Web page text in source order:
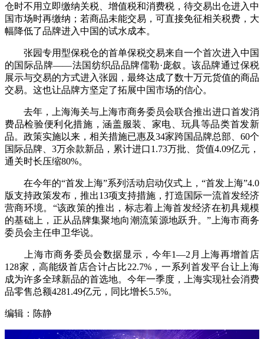
仓时不用立即缴纳关税、增值税和消费税，待交易出仓进入中
国市场时再缴纳；若商品未能交易，可直接免征相关税费，大
幅降低了品牌进入中国的试水成本。
张园专用型保税仓的首单保税交易来自一个首次进入中国
的国际品牌——法国纺织品品牌儒勒·庞叙。该品牌通过保税
展示与交易的方式进入张园，最终达成了数十万元货值的商品
交易。这也让品牌方坚定了拓展中国市场的信心。
去年，上海海关与上海市商务委员会联合推出进口首发消
费品检验便利化措施，涵盖服装、家电、玩具等品类首发新
品。政策实施以来，相关措施已惠及34家跨国品牌总部、60个
国际品牌、3万余款新品，累计进口1.73万批、货值4.09亿元，
通关时长压缩80%。
在今年的“首发上海”系列活动启动仪式上，“首发上海”4.0
版支持政策发布，推出13项支持措施，打造国际一流首发经济
营商环境。“该政策的推出，标志着上海首发经济在初具规模
的基础上，正从品牌集聚地向潮流策源地跃升。”上海市商务
委员会主任申卫华说。
上海市商务委员会数据显示，今年1—2月上海再增首店
128家，高能级首店合计占比22.7%，一系列首发平台让上海
成为许多全球新品的首选地。今年一季度，上海实现社会消费
品零售总额4281.49亿元，同比增长5.5%。
编辑：陈静